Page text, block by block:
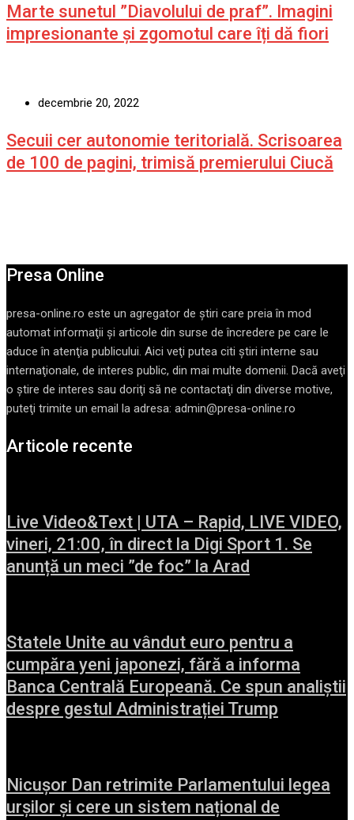
Marte sunetul ”Diavolului de praf”. Imagini
impresionante și zgomotul care îți dă fiori
decembrie 20, 2022
Secuii cer autonomie teritorială. Scrisoarea
de 100 de pagini, trimisă premierului Ciucă
Presa Online
presa-online.ro este un agregator de ştiri care preia în mod
automat informaţii şi articole din surse de încredere pe care le
aduce în atenţia publicului. Aici veţi putea citi ştiri interne sau
internaţionale, de interes public, din mai multe domenii. Dacă aveţi
o ştire de interes sau doriţi să ne contactaţi din diverse motive,
puteţi trimite un email la adresa: admin@presa-online.ro
Articole recente
Live Video&Text | UTA – Rapid, LIVE VIDEO,
vineri, 21:00, în direct la Digi Sport 1. Se
anunță un meci ”de foc” la Arad
Statele Unite au vândut euro pentru a
cumpăra yeni japonezi, fără a informa
Banca Centrală Europeană. Ce spun analiștii
despre gestul Administrației Trump
Nicușor Dan retrimite Parlamentului legea
urșilor și cere un sistem național de